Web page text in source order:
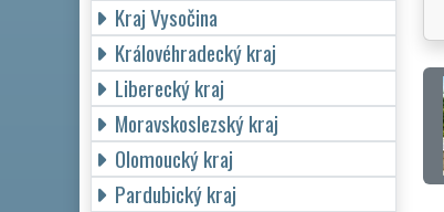
Kraj Vysočina
Královéhradecký kraj
Liberecký kraj
Moravskoslezský kraj
Olomoucký kraj
Pardubický kraj